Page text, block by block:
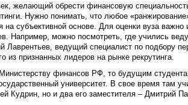
желающий обрести финансовую
Нужно понимать, что любое
на субъективной основе. Для оценки вуза важно
Например, можно посмотреть, где учились
Лаврентьев, ведущий специалист по подбору
признанных лидеров на рынке рекрутинга.
финансов РФ, то будущим
университет. В свое время там
Кудрин, но и два его заместителя – Дмитрий